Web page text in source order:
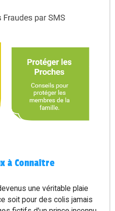
à Connaître
une véritable plaie
soit pour des colis jamais